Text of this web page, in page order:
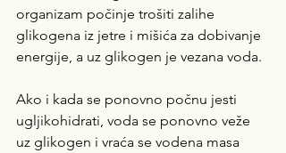
organizam počinje trošiti zalihe
glikogena iz jetre i mišića za dobivanje
energije, a uz glikogen je vezana voda.
Ako i kada se ponovno počnu jesti
ugljikohidrati, voda se ponovno veže
uz glikogen i vraća se vodena masa